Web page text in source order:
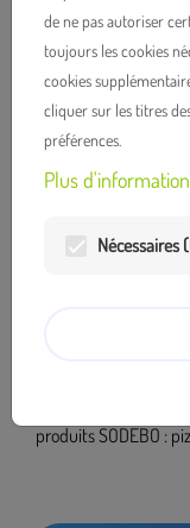
Chez SODEBO,
engagements.
associations d'aide
et unique site, en
Nous sommes ainsi
ou encore la Halte
des associations et
produits SODEBO :
de ne pas autoriser
toujours les cookies
cookies
cliquer sur les titres
préférences.
Plus